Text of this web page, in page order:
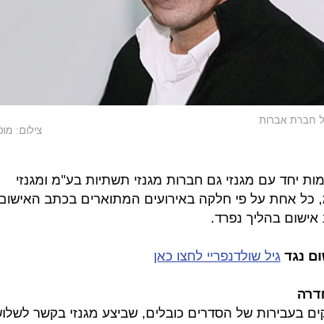
חברת אברות
צילום:
יחד עם מגנזי גם חברות מגנזי תשתיות בע"מ ומגנזי
אחת על פי חלקה באירועים המתוארים בכתב
אישום בהליך נפרד.
נגד גיל שולדנפריי לחצו כאן
13-15 עוסקים בעבירות של הסדרים כובלים, שביצע מגנזי בקשר